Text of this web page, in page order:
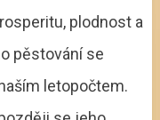
plodnost a
pěstování se
letopočtem.